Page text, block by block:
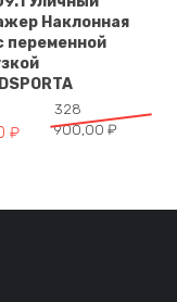
₽.
Наклонная
переменной
328
900,00 ₽
цена
₽
цена: 230 230,00 ₽.